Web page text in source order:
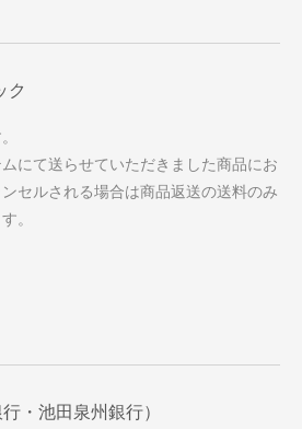
ク
にて送らせていただきました商品にお
セルされる場合は商品返送の送料のみ
。
・池田泉州銀行）